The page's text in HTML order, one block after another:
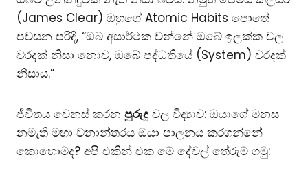
(James Clear) ඔහුගේ Atomic Habits පොතේ
පවසන පරිදි, “ඔබ අසාර්ථක වන්නේ ඔබේ ඉලක්ක වල
වරදක් නිසා නොව, ඔබේ පද්ධතියේ (System) වරදක්
නිසාය.”
ජීවිතය වෙනස් කරන පුරුදු වල විද්‍යාව: ඔයාගේ මනස
නමැති මහා වනාන්තරය ඔයා පාලනය කරගන්නේ
කොහොමද? අපි එකින් එක මේ දේවල් තේරුම් ගමු: